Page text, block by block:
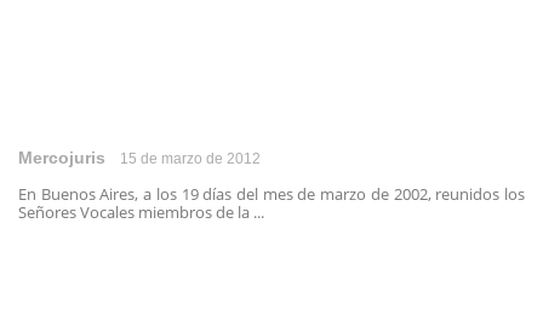
Mercojuris 15 de marzo de 2012
En Buenos Aires, a los 19 días del mes de marzo de 2002, reunidos los
Señores Vocales miembros de la ...